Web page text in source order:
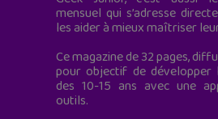
mensuel qui s’adresse
les aider à mieux maîtriser
Ce magazine de 32 pages,
pour objectif de développer
des 10-15 ans avec une
outils.